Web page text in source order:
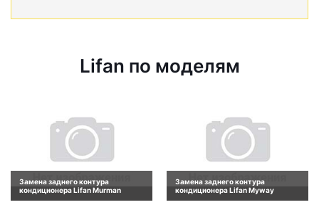
Lifan по моделям
Замена заднего контура
кондиционера Lifan Murman
Замена заднего контура
кондиционера Lifan Myway